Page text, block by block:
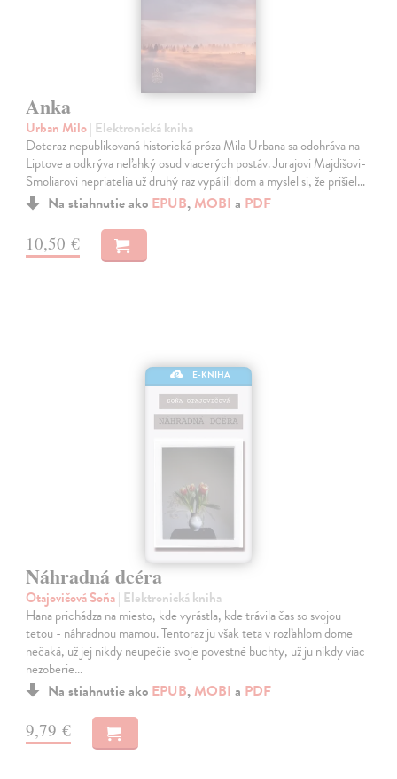
Anka
Urban Milo| Elektronická kniha
Doteraz nepublikovaná historická próza Mila Urbana sa odohráva na
Liptove a odkrýva neľahký osud viacerých postáv. Jurajovi Majdišovi-
Smoliarovi nepriatelia už druhý raz vypálili dom a myslel si, že prišiel…
Na stiahnutie ako EPUB, MOBI a PDF
10,50 €
E-KNIHA
Náhradná dcéra
Otajovičová Soňa| Elektronická kniha
Hana prichádza na miesto, kde vyrástla, kde trávila čas so svojou
tetou - náhradnou mamou. Tentoraz ju však teta v rozľahlom dome
nečaká, už jej nikdy neupečie svoje povestné buchty, už ju nikdy viac
nezoberie…
Na stiahnutie ako EPUB, MOBI a PDF
9,79 €